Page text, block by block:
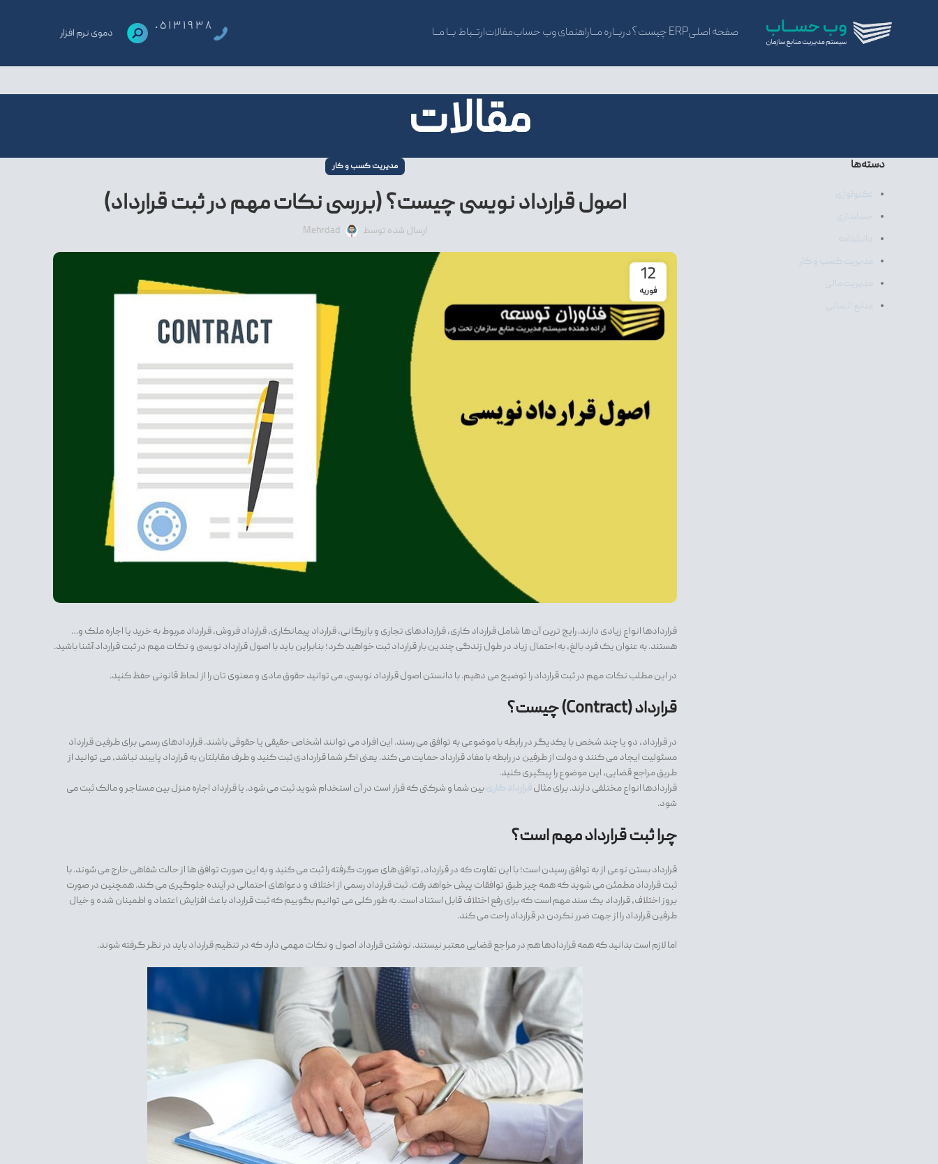
صفحه اصلیERP چیست؟ دربــاره مــاراهنمای وب حسابمقالاتارتــباط بــا مــا ٠٥١٣١٩٣٨ دموی نرم افزار
مقالات
مدیریت کسب و کار
اصول قرارداد نویسی چیست؟ (بررسی نکات مهم در ثبت قرارداد)
ارسال شده توسط Mehrdad
12
فوریه
قراردادها انواع زیادی دارند. رایج ترین آن ها شامل قرارداد کاری، قراردادهای تجاری و بازرگانی، قرارداد پیمانکاری، قرارداد فروش، قرارداد مربوط به خرید یا اجاره ملک و…
هستند. به عنوان یک فرد بالغ، به احتمال زیاد در طول زندگی چندین بار قرارداد ثبت خواهید کرد؛ بنابراین باید با اصول قرارداد نویسی و نکات مهم در ثبت قرارداد آشنا باشید.
در این مطلب نکات مهم در ثبت قرارداد را توضیح می دهیم. با دانستن اصول قرارداد نویسی، می توانید حقوق مادی و معنوی تان را از لحاظ قانونی حفظ کنید.
قرارداد (Contract) چیست؟
در قرارداد، دو یا چند شخص با یکدیگر در رابطه با موضوعی به توافق می رسند. این افراد می توانند اشخاص حقیقی یا حقوقی باشند. قراردادهای رسمی برای طرفین قرارداد
مسئولیت ایجاد می کنند و دولت از طرفین در رابطه با مفاد قرارداد حمایت می کند. یعنی اگر شما قراردادی ثبت کنید و طرف مقابلتان به قرارداد پایبند نباشد، می توانید از
طریق مراجع قضایی، این موضوع را پیگیری کنید.
قراردادها انواع مختلفی دارند. برای مثالقرارداد کاری بین شما و شرکتی که قرار است در آن استخدام شوید ثبت می شود. یا قرارداد اجاره منزل بین مستاجر و مالک ثبت می
شود.
چرا ثبت قرارداد مهم است؟
قرارداد بستن نوعی از به توافق رسیدن است؛ با این تفاوت که در قرارداد، توافق های صورت گرفته را ثبت می کنید و به این صورت توافق ها از حالت شفاهی خارج می شوند. با
ثبت قرارداد مطمئن می شوید که همه چیز طبق توافقات پیش خواهد رفت. ثبت قرارداد رسمی از اختلاف و دعواهای احتمالی در آینده جلوگیری می کند. همچنین در صورت
بروز اختلاف، قرارداد یک سند مهم است که برای رفع اختلاف قابل استناد است. به طور کلی می توانیم بگوییم که ثبت قرارداد باعث افزایش اعتماد و اطمینان شده و خیال
طرفین قرارداد را از جهت ضرر نکردن در قرارداد راحت می کند.
اما لازم است بدانید که همه قراردادها هم در مراجع قضایی معتبر نیستند. نوشتن قرارداد اصول و نکات مهمی دارد که در تنظیم قرارداد باید در نظر گرفته شوند.
دسته‌ها
تکنولوژی
حسابداری
دانشنامه
مدیریت کسب و کار
مدیریت مالی
منابع انسانی